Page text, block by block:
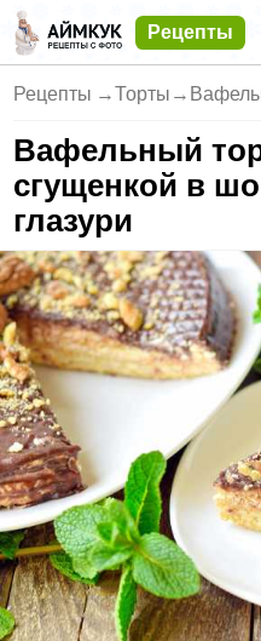
Рецепты
Рецепты →Торты →
Вафельный
сгущенкой в
глазури